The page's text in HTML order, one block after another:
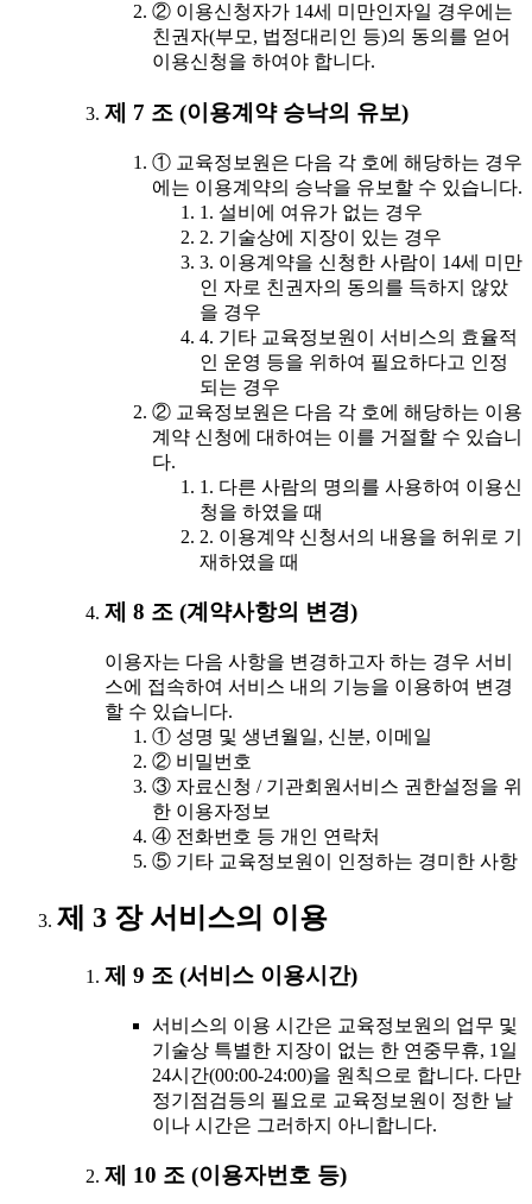
② 이용신청자가 14세 미만인자일 경우에는
친권자(부모, 법정대리인 등)의 동의를 얻어
이용신청을 하여야 합니다.
제 7 조 (이용계약 승낙의 유보)
① 교육정보원은 다음 각 호에 해당하는 경우
에는 이용계약의 승낙을 유보할 수 있습니다.
1. 설비에 여유가 없는 경우
2. 기술상에 지장이 있는 경우
3. 이용계약을 신청한 사람이 14세 미만
인 자로 친권자의 동의를 득하지 않았
을 경우
4. 기타 교육정보원이 서비스의 효율적
인 운영 등을 위하여 필요하다고 인정
되는 경우
② 교육정보원은 다음 각 호에 해당하는 이용
계약 신청에 대하여는 이를 거절할 수 있습니
다.
1. 다른 사람의 명의를 사용하여 이용신
청을 하였을 때
2. 이용계약 신청서의 내용을 허위로 기
재하였을 때
제 8 조 (계약사항의 변경)
이용자는 다음 사항을 변경하고자 하는 경우 서비
스에 접속하여 서비스 내의 기능을 이용하여 변경
할 수 있습니다.
① 성명 및 생년월일, 신분, 이메일
② 비밀번호
③ 자료신청 / 기관회원서비스 권한설정을 위
한 이용자정보
④ 전화번호 등 개인 연락처
⑤ 기타 교육정보원이 인정하는 경미한 사항
제 3 장 서비스의 이용
제 9 조 (서비스 이용시간)
서비스의 이용 시간은 교육정보원의 업무 및
기술상 특별한 지장이 없는 한 연중무휴, 1일
24시간(00:00-24:00)을 원칙으로 합니다. 다만
정기점검등의 필요로 교육정보원이 정한 날
이나 시간은 그러하지 아니합니다.
제 10 조 (이용자번호 등)